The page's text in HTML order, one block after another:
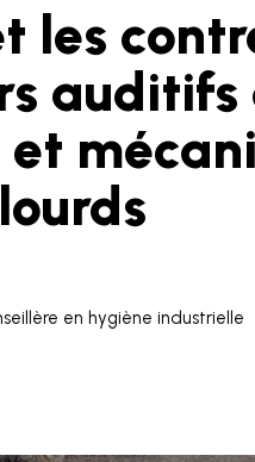
les
auditifs
en hygiène industrielle